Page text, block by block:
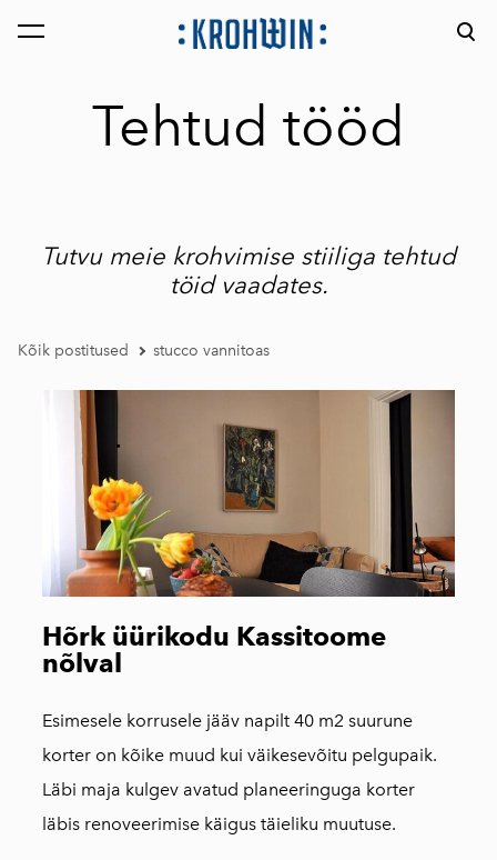
lisati ostukorvi. Vaata ostukorvi
Tehtud tööd
Tutvu meie krohvimise stiiliga tehtud
töid vaadates.
Kõik postitused stucco vannitoas
Hõrk üürikodu Kassitoome
nõlval
Esimesele korrusele jääv napilt 40 m2 suurune
korter on kõike muud kui väikesevõitu pelgupaik.
Läbi maja kulgev avatud planeeringuga korter
läbis renoveerimise käigus täieliku muutuse.